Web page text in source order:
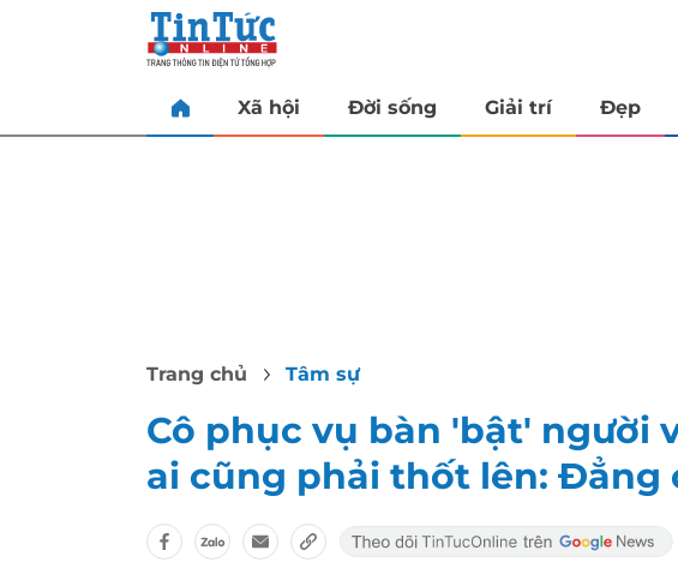
Xã hội Đời sống Giải trí Đẹp
Trang chủ Tâm sự
Cô phục vụ bàn 'bật' người
ai cũng phải thốt lên: Đẳng